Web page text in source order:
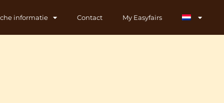
informatie Contact My Easyfairs